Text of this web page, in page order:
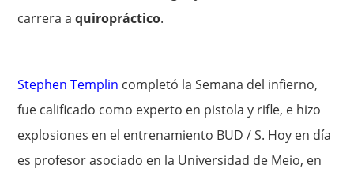
carrera aquiropráctico.
Stephen Templin completó la Semana del infierno,
fue calificado como experto en pistola y rifle, e hizo
explosiones en el entrenamiento BUD / S. Hoy en día
es profesor asociado en la Universidad de Meio, en